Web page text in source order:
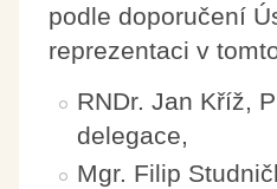
podle doporučení
reprezentaci v
RNDr. Jan Kříž,
delegace,
Mgr. Filip